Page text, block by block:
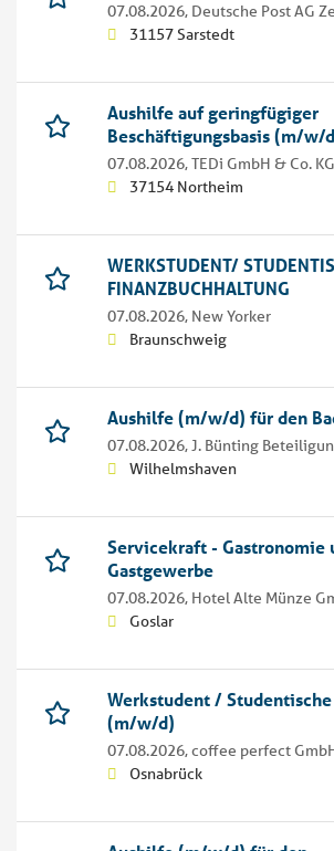
07.08.2026, Deutsche Post AG
31157 Sarstedt
Aushilfe auf geringfügiger
Beschäftigungsbasis (m/w/
07.08.2026,TEDi GmbH & Co. KG
37154 Northeim
WERKSTUDENT/
FINANZBUCHHALTUNG
07.08.2026, New Yorker
Braunschweig
Aushilfe (m/w/d) für den
07.08.2026,J. Bünting
Wilhelmshaven
Servicekraft - Gastronomie
Gastgewerbe
07.08.2026, Hotel Alte Münze
Goslar
Werkstudent /
(m/w/d)
07.08.2026,coffee perfect
Osnabrück